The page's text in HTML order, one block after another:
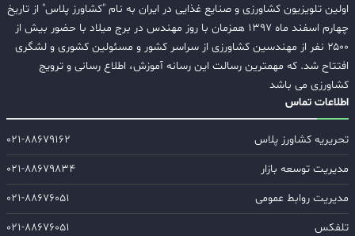
اولین تلویزیون کشاورزی و صنایع غذایی در ایران به نام "کشاورز پلاس" از تاریخ
چهارم اسفند ماه ۱۳۹۷ همزمان با روز مهندس در برج میلاد با حضور بیش از
۲۵۰۰ نفر از مهندسین کشاورزی از سراسر کشور و مسئولین کشوری و لشگری
افتتاح شد. که مهمترین رسالت این رسانه آموزش، اطلاع رسانی و ترویج
کشاورزی می باشد
اطلاعات تماس
تحریریه کشاورز پلاس
۰۲۱-۸۸۶۷۹۱۶۲
مدیریت توسعه بازار
۰۲۱-۸۸۶۷۹۸۳۴
مدیریت روابط عمومی
۰۲۱-۸۸۶۷۶۰۵۱
تلفکس
۰۲۱-۸۸۶۷۶۰۵۱